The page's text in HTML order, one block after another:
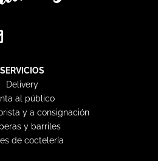
e
SERVICIOS
Delivery
al público
y a consignación
y barriles
de coctelería